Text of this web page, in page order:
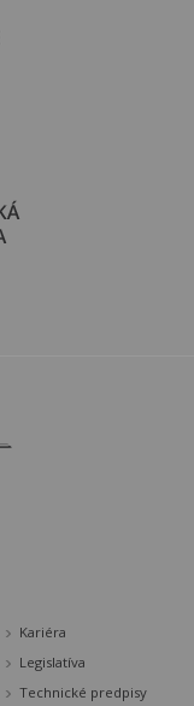
Kariéra
Legislatíva
Technické predpisy